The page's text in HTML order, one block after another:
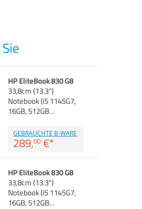
HP EliteBook 830 G8
33,8cm (13.3")
Notebook (i5 1145G7,
16GB, 512GB…
GEBRAUCHTE B-WARE
289,00 €*
HP EliteBook 830 G8
33,8cm (13.3")
Notebook (i5 1145G7,
16GB, 512GB…